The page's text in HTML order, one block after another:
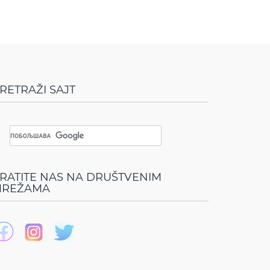
SAJT
NAS NA DRUŠTVENIM